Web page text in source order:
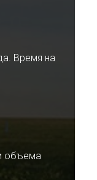
Время на
объема